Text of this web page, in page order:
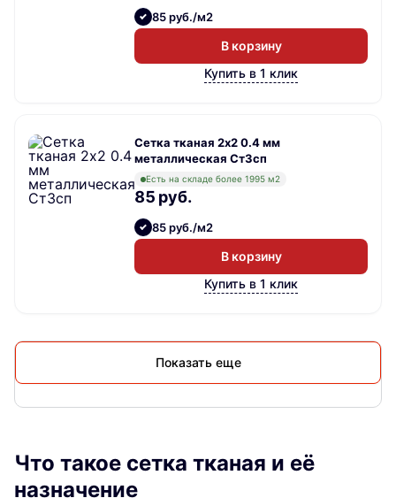
85 руб./м2
В корзину
Купить в 1 клик
Сетка тканая 2х2 0.4 мм
металлическая Ст3сп
Есть на складе более 1995 м2
85 руб.
85 руб./м2
В корзину
Купить в 1 клик
Показать еще
Что такое сетка тканая и её
назначение